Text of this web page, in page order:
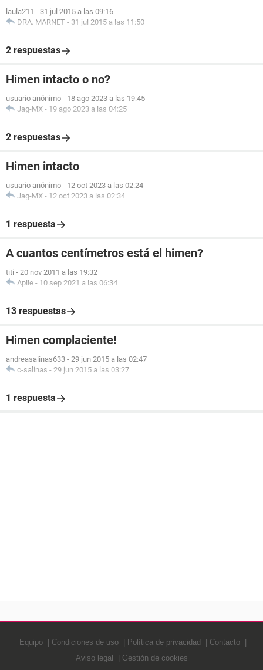
laula211 - 31 jul 2015 a las 09:16
DRA. MARNET - 31 jul 2015 a las 11:50
2 respuestas
Himen intacto o no?
usuario anónimo - 18 ago 2023 a las 19:45
Jag-MX - 19 ago 2023 a las 04:25
2 respuestas
Himen intacto
usuario anónimo - 12 oct 2023 a las 02:24
Jag-MX - 12 oct 2023 a las 02:34
1 respuesta
A cuantos centímetros está el himen?
titi - 20 nov 2011 a las 19:32
Aplle - 10 sep 2021 a las 06:34
13 respuestas
Himen complaciente!
andreasalinas633 - 29 jun 2015 a las 02:47
c-salinas - 29 jun 2015 a las 03:27
1 respuesta
Equipo Condiciones de uso Política de privacidad
Contacto
Aviso legal
Gestión de cookies